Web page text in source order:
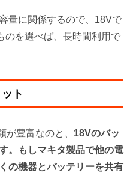
量に関係するので、18Vで
のを選べば、長時間利用で
ト
が豊富なのと、 18Vのバッ
。もしマキタ製品で他の電
の機器とバッテリーを共有